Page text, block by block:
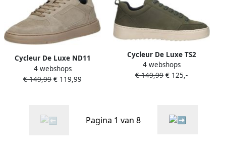
Cycleur De Luxe ND11
Sneakers Laag Beige
4 webshops
€ 149,99 € 119,99
Cycleur De Luxe TS2
Sneakers Laag Groen
4 webshops
€ 149,99 € 125,-
Pagina 1 van 8